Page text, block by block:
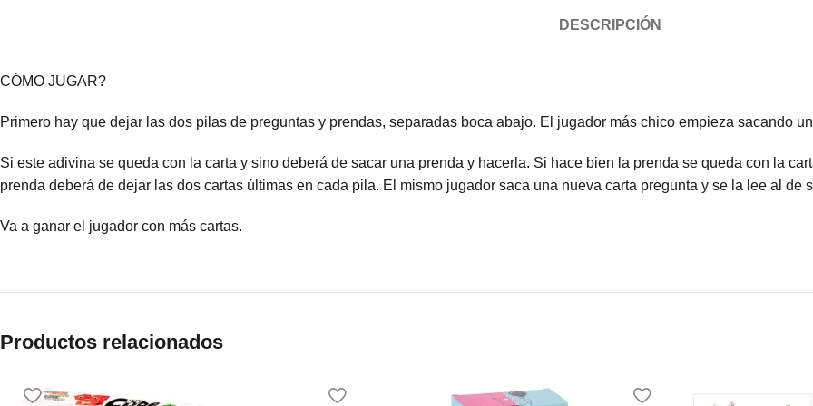
DESCRIPCIÓN
CÓMO JUGAR?
Primero hay que dejar las dos pilas de preguntas y prendas, separadas boca abajo. El jugador más chico empieza sacando
Si este adivina se queda con la carta y sino deberá de sacar una prenda y hacerla. Si hace bien la prenda se queda con la
prenda deberá de dejar las dos cartas últimas en cada pila. El mismo jugador saca una nueva carta pregunta y se la lee al de
Va a ganar el jugador con más cartas.
Productos relacionados